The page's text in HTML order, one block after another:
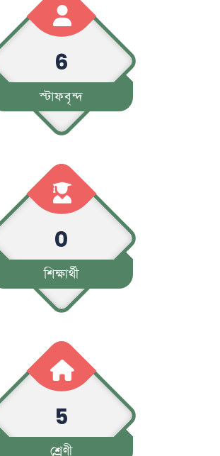
6
স্টাফবৃন্দ
0
শিক্ষার্থী
5
শ্রেণী